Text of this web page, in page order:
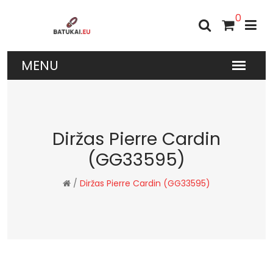
0
Diržas Pierre Cardin
(GG33595)
/ Diržas Pierre Cardin (GG33595)